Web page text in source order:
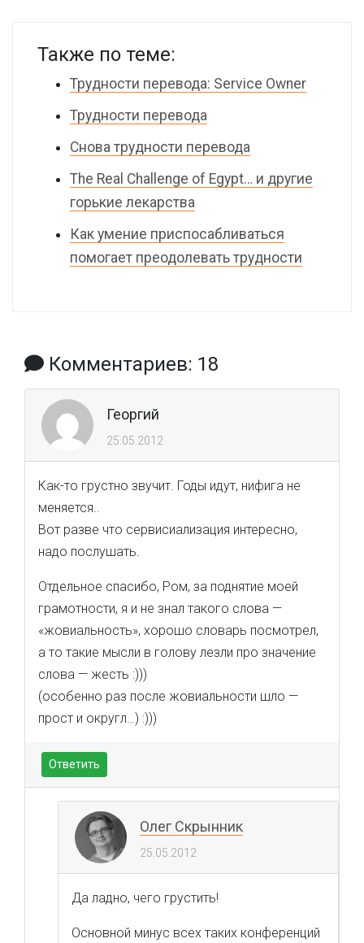
Также по теме:
Трудности перевода: Service Owner
Трудности перевода
Снова трудности перевода
The Real Challenge of Egypt… и другие
горькие лекарства
Как умение приспосабливаться
помогает преодолевать трудности
Комментариев: 18
Георгий
25.05.2012
Как-то грустно звучит. Годы идут, нифига не
меняется..
Вот разве что сервисиализация интересно,
надо послушать.
Отдельное спасибо, Ром, за поднятие моей
грамотности, я и не знал такого слова —
«жовиальность», хорошо словарь посмотрел,
а то такие мысли в голову лезли про значение
слова — жесть :)))
(особенно раз после жовиальности шло —
прост и округл…) :)))
Ответить
Олег Скрынник
25.05.2012
Да ладно, чего грустить!
Основной минус всех таких конференций